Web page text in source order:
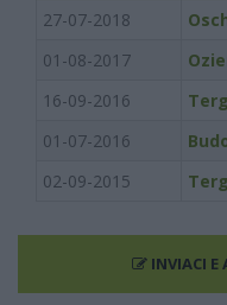
27-07-2018
01-08-2017
16-09-2016
01-07-2016
02-09-2015
INVIACI